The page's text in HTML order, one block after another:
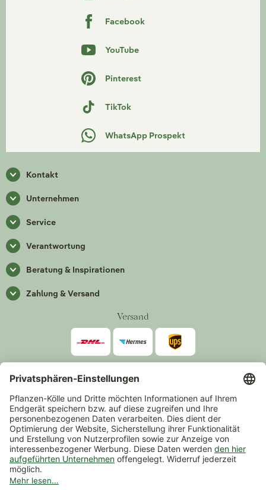
Facebook
YouTube
Pinterest
TikTok
WhatsApp Prospekt
Kontakt
Unternehmen
Service
Verantwortung
Beratung & Inspirationen
Zahlung & Versand
Versand
Zahlarten
*Alle Preise inkl. gesetzlicher Mehrwertsteuer zzgl.Versand
Mindestbestellwert 14,90 €, ausgenommen sind Gutscheine und
Events.